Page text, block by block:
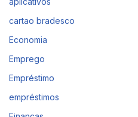
cartao bradesco
Economia
Emprego
Empréstimo
empréstimos